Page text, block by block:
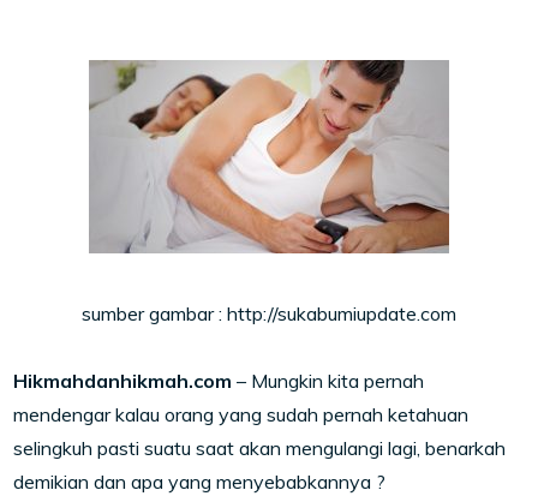
sumber gambar : http://sukabumiupdate.com
Hikmahdanhikmah.com – Mungkin kita pernah
mendengar kalau orang yang sudah pernah ketahuan
selingkuh pasti suatu saat akan mengulangi lagi, benarkah
demikian dan apa yang menyebabkannya ?